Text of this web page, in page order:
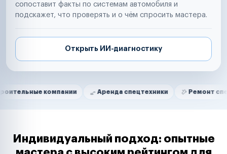
сопоставит факты по системам автомобиля и
подскажет, что проверять и о чём спросить мастера.
Открыть ИИ-диагностику
Нам доверяют
компании Аренда спецтехники Ремонт спецтехники
Маркетплейсы
Таксопарки
Индивидуальный подход: опытные